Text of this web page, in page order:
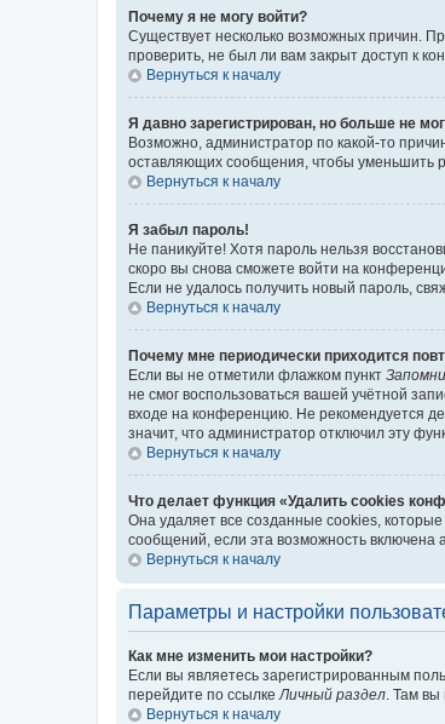
Почему я не могу войти?
Существует несколько возможных причин.
проверить, не был ли вам закрыт доступ к
Вернуться к началу
Я давно зарегистрирован, но больше не
Возможно, администратор по какой-то
оставляющих сообщения, чтобы уменьшить
Вернуться к началу
Я забыл пароль!
Не паникуйте! Хотя пароль нельзя
скоро вы снова сможете войти на
Если не удалось получить новый пароль,
Вернуться к началу
Почему мне периодически приходится
Если вы не отметили флажком пункт
не смог воспользоваться вашей учётной
входе на конференцию. Не рекомендуется
значит, что администратор отключил эту
Вернуться к началу
Что делает функция «Удалить cookies
Она удаляет все созданные cookies,
сообщений, если эта возможность
Вернуться к началу
Параметры и настройки
Как мне изменить мои настройки?
Если вы являетесь зарегистрированным
перейдите по ссылке Личный раздел . Там
Вернуться к началу